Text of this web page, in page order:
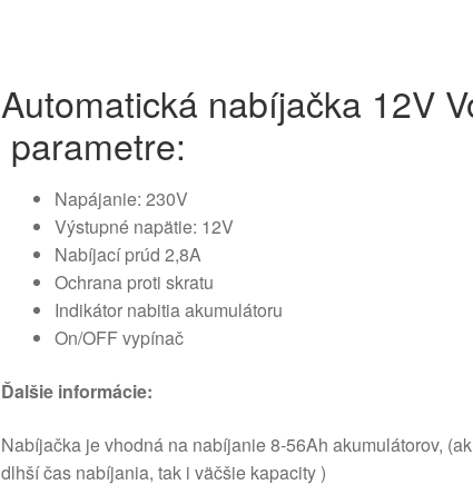
Automatická nabíjačka 12V
parametre:
Napájanie: 230V
Výstupné napätie: 12V
Nabíjací prúd 2,8A
Ochrana proti skratu
Indikátor nabitia akumulátoru
On/OFF vypínač
Ďalšie informácie:
Nabíjačka je vhodná na nabíjanie 8-56Ah akumulátorov,
dlhší čas nabíjania, tak i väčšie kapacity )